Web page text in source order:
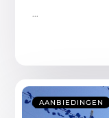
...
AANBIEDINGEN